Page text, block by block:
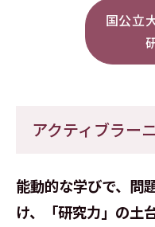
国公立
アクティブラー
能動的な学びで、問
け、「研究力」の土